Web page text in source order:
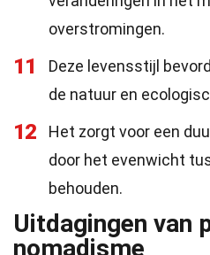
overstromingen.
11
Deze levensstijl
de natuur en
12
Het zorgt voor een
door het evenwicht
behouden.
Uitdagingen van
nomadisme